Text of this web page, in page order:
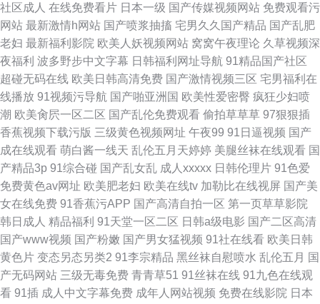
社区成人 在线免费看片 日本一级 国产传媒视频网站 免费观看污
网站 最新激情h网站 国产喷浆抽搐 宅男久久国产精品 国产乱肥
老妇 最新福利影院 欧美人妖视频网站 窝窝午夜理论 久草视频深
夜福利 波多野步中文字幕 日韩福利网址导航 91精品国产社区
超碰无码在线 欧美日韩高清免费 国产激情视频三区 宅男福利在
线播放 91视频污导航 国产啪亚洲国 欧美性爱密臀 疯狂少妇喷
潮 欧美肏屄一区二区 国产乱伦免费观看 偷拍草草草 97狠狠插
香蕉视频下载污版 三级黄色视频网址 午夜99 91日逼视频 国产
成在线观看 萌白酱一线天 乱伦五月天婷婷 美腿丝袜在线观看 国
产精品3p 91综合碰 国产乱女乱 成人xxxxx 日韩伦理片 91色爱
免费黄色av网址 欧美肥老妇 欧美在线tv 加勒比在线视屏 国产美
女在线免费 91香蕉污APP 国产高清自拍一区 第一页草草影院
韩日成人 精品福利 91天堂一区二区 日韩a级电影 国产二区高清
国产www视频 国产粉嫩 国产男女猛视频 91社在线看 欧美日韩
黄色片 变态另态另类2 91李宗精品 黑丝袜自慰喷水 乱伦五月 国
产无码网站 三级无毒免费 青青草51 91丝袜在线 91九色在线观
看 91插 成人中文字幕免费 成年人网站视频 免费在线影院 日本